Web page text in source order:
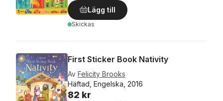
Lägg till
Skickas
First Sticker Book Nativity
Av Felicity Brooks
Häftad, Engelska, 2016
82 kr